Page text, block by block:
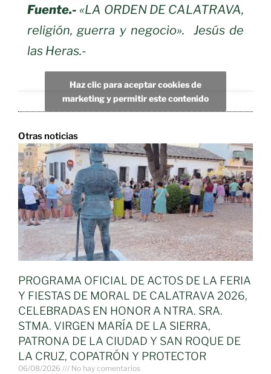
Fuente.- «LA ORDEN DE CALATRAVA,
religión, guerra y negocio». Jesús de
las Heras.-
Haz clic para aceptar cookies de
marketing y permitir este contenido
Otras noticias
PROGRAMA OFICIAL DE ACTOS DE LA FERIA
Y FIESTAS DE MORAL DE CALATRAVA 2026,
CELEBRADAS EN HONOR A NTRA. SRA.
STMA. VIRGEN MARÍA DE LA SIERRA,
PATRONA DE LA CIUDAD Y SAN ROQUE DE
LA CRUZ, COPATRÓN Y PROTECTOR
06/08/2026 No hay comentarios